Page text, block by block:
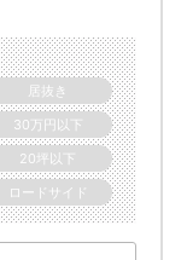
居抜き
30万円以下
20坪以下
ロードサイド